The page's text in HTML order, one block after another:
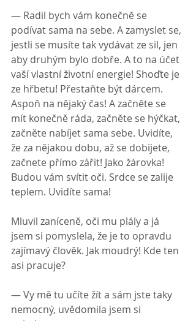
— Radil bych vám konečně se
podívat sama na sebe. A zamyslet se,
jestli se musíte tak vydávat ze sil, jen
aby druhým bylo dobře. A to na účet
vaší vlastní životní energie! Shoďte je
ze hřbetu! Přestaňte být dárcem.
Aspoň na nějaký čas! A začněte se
mít konečně ráda, začněte se hýčkat,
začněte nabíjet sama sebe. Uvidíte,
že za nějakou dobu, až se dobijete,
začnete přímo zářit! Jako žárovka!
Budou vám svítit oči. Srdce se zalije
teplem. Uvidíte sama!
Mluvil zaníceně, oči mu plály a já
jsem si pomyslela, že je to opravdu
zajímavý člověk. Jak moudrý! Kde ten
asi pracuje?
— Vy mě tu učíte žít a sám jste taky
nemocný, uvědomila jsem si